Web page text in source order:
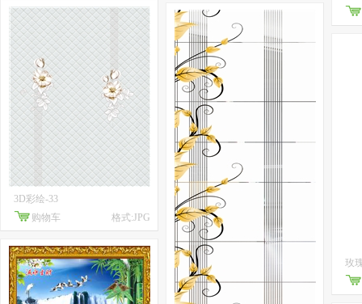
3D彩绘-33
购物车
格式:JPG
玫